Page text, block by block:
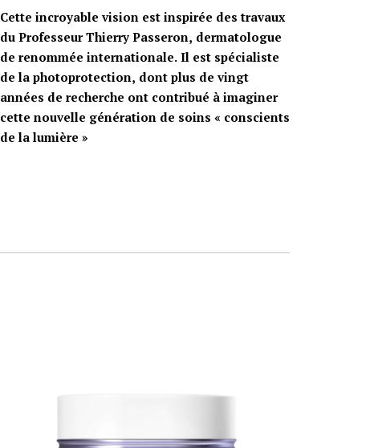
Cette incroyable vision est inspirée des travaux
du Professeur Thierry Passeron, dermatologue
de renommée internationale. Il est spécialiste
de la photoprotection, dont plus de vingt
années de recherche ont contribué à imaginer
cette nouvelle génération de soins « conscients
de la lumière »